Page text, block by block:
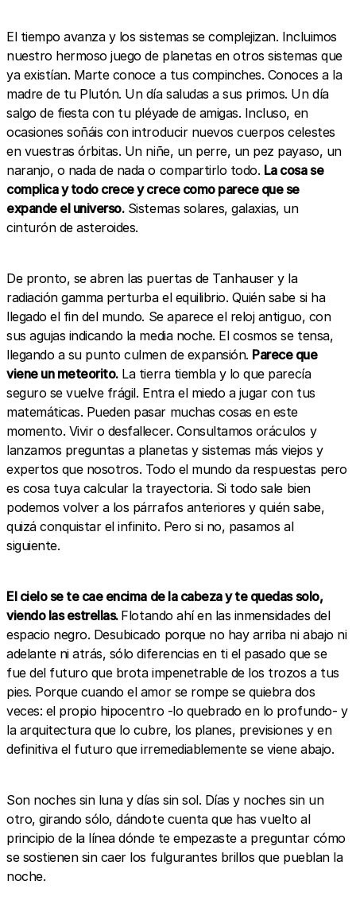
El tiempo avanza y los sistemas se complejizan. Incluimos
nuestro hermoso juego de planetas en otros sistemas que
ya existían. Marte conoce a tus compinches. Conoces a la
madre de tu Plutón. Un día saludas a sus primos. Un día
salgo de fiesta con tu pléyade de amigas. Incluso, en
ocasiones soñáis con introducir nuevos cuerpos celestes
en vuestras órbitas. Un niñe, un perre, un pez payaso, un
naranjo, o nada de nada o compartirlo todo. La cosa se
complica y todo crece y crece como parece que se
expande el universo.Sistemas solares, galaxias, un
cinturón de asteroides.
De pronto, se abren las puertas de Tanhauser y la
radiación gamma perturba el equilibrio. Quién sabe si ha
llegado el fin del mundo. Se aparece el reloj antiguo, con
sus agujas indicando la media noche. El cosmos se tensa,
llegando a su punto culmen de expansión. Parece que
viene un meteorito.La tierra tiembla y lo que parecía
seguro se vuelve frágil. Entra el miedo a jugar con tus
matemáticas. Pueden pasar muchas cosas en este
momento. Vivir o desfallecer. Consultamos oráculos y
lanzamos preguntas a planetas y sistemas más viejos y
expertos que nosotros. Todo el mundo da respuestas pero
es cosa tuya calcular la trayectoria. Si todo sale bien
podemos volver a los párrafos anteriores y quién sabe,
quizá conquistar el infinito. Pero si no, pasamos al
siguiente.
El cielo se te cae encima de la cabeza y te quedas solo,
viendo las estrellas. Flotando ahí en las inmensidades del
espacio negro. Desubicado porque no hay arriba ni abajo ni
adelante ni atrás, sólo diferencias en ti el pasado que se
fue del futuro que brota impenetrable de los trozos a tus
pies. Porque cuando el amor se rompe se quiebra dos
veces: el propio hipocentro -lo quebrado en lo profundo- y
la arquitectura que lo cubre, los planes, previsiones y en
definitiva el futuro que irremediablemente se viene abajo.
Son noches sin luna y días sin sol. Días y noches sin un
otro, girando sólo, dándote cuenta que has vuelto al
principio de la línea dónde te empezaste a preguntar cómo
se sostienen sin caer los fulgurantes brillos que pueblan la
noche.